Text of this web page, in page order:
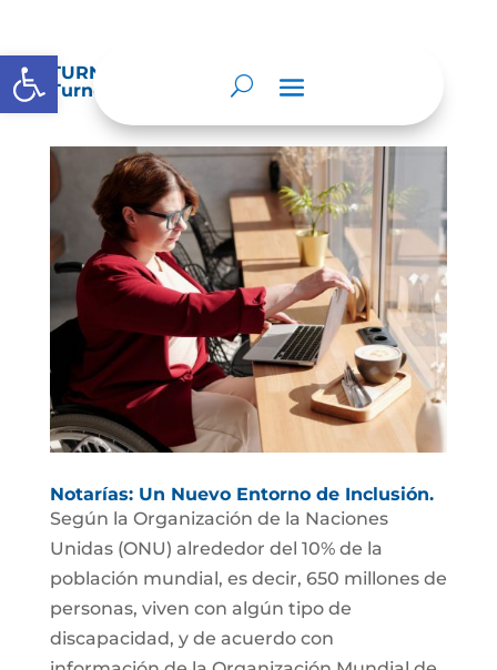
Abrir barra de herramientas
TURNOS NOTARIALES 202 (Sábados de
Turno)
Notarías: Un Nuevo Entorno de Inclusión.
Según la Organización de la Naciones
Unidas (ONU) alrededor del 10% de la
población mundial, es decir, 650 millones de
personas, viven con algún tipo de
discapacidad, y de acuerdo con